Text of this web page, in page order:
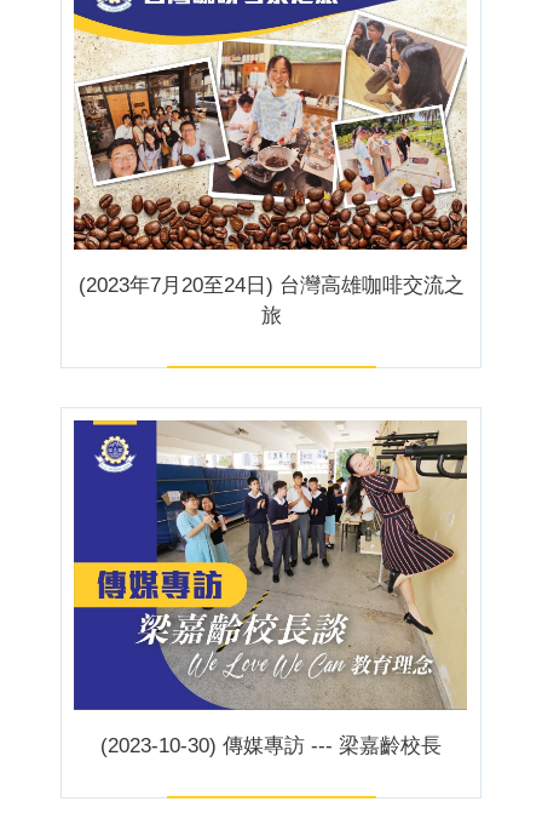
(2023年7月20至24日) 台灣高雄咖啡交流之
旅
(2023-10-30) 傳媒專訪 --- 梁嘉齡校長